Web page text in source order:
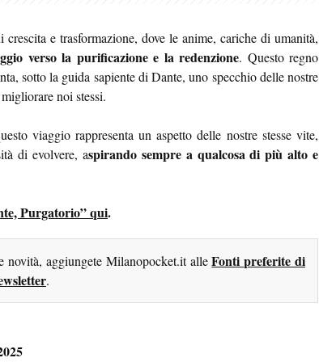
e trasformazione, dove le anime, cariche di umanità,
verso la purificazione e la redenzione. Questo regno
sotto la guida sapiente di Dante, uno specchio delle nostre
noi stessi.
viaggio rappresenta un aspetto delle nostre stesse vite,
di evolvere, aspirando sempre a qualcosa di più alto e
Purgatorio” qui.
novità, aggiungete Milanopocket.it alleFonti preferite di
.